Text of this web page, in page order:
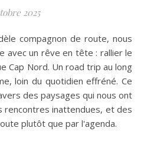
2025
avec un rêve en tête : rallier le
Cap Nord. Un road trip au long
loin du quotidien effréné. Ce
des paysages qui nous ont
rencontres inattendues, et des
plutôt que par l'agenda.